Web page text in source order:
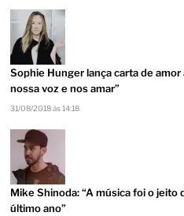
Sophie Hunger lança carta de
nossa voz e nos amar”
31/08/2018 às 14:18
Mike Shinoda: “A música foi o
último ano”